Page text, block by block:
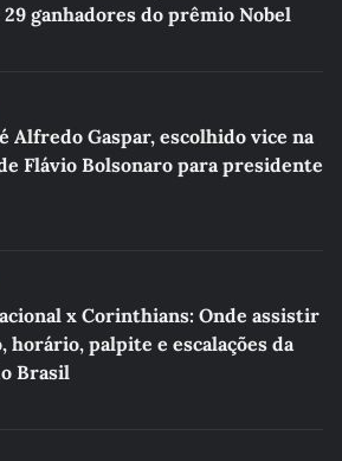
ganhadores do prêmio Nobel
Alfredo Gaspar, escolhido vice na
Flávio Bolsonaro para presidente
x Corinthians: Onde assistir
horário, palpite e escalações da
Brasil